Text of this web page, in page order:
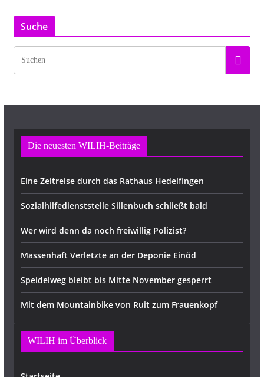
Suche
Die neuesten WILIH-Beiträge
Eine Zeitreise durch das Rathaus Hedelfingen
Sozialhilfedienststelle Sillenbuch schließt bald
Wer wird denn da noch freiwillig Polizist?
Massenhaft Verletzte an der Deponie Einöd
Speidelweg bleibt bis Mitte November gesperrt
Mit dem Mountainbike von Ruit zum Frauenkopf
WILIH im Überblick